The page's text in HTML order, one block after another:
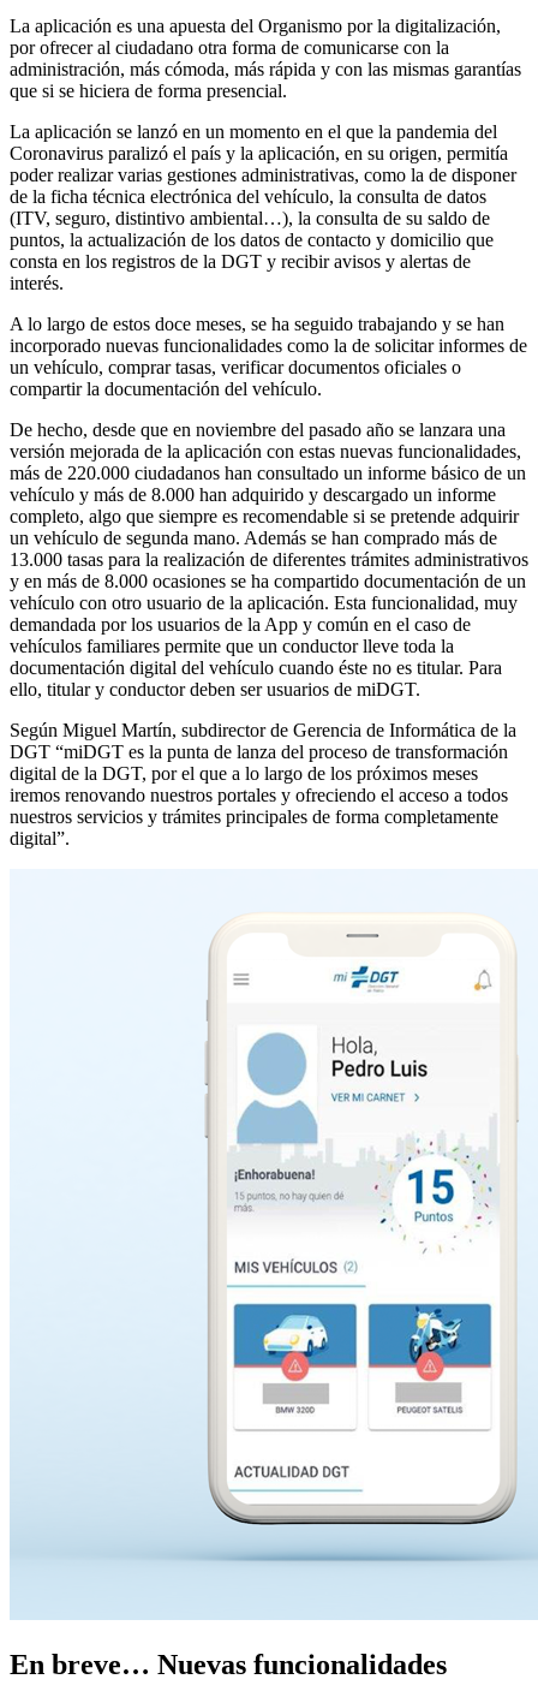
La aplicación es una apuesta del Organismo por la digitalización,
por ofrecer al ciudadano otra forma de comunicarse con la
administración, más cómoda, más rápida y con las mismas garantías
que si se hiciera de forma presencial.
La aplicación se lanzó en un momento en el que la pandemia del
Coronavirus paralizó el país y la aplicación, en su origen, permitía
poder realizar varias gestiones administrativas, como la de disponer
de la ficha técnica electrónica del vehículo, la consulta de datos
(ITV, seguro, distintivo ambiental…), la consulta de su saldo de
puntos, la actualización de los datos de contacto y domicilio que
consta en los registros de la DGT y recibir avisos y alertas de
interés.
A lo largo de estos doce meses, se ha seguido trabajando y se han
incorporado nuevas funcionalidades como la de solicitar informes de
un vehículo, comprar tasas, verificar documentos oficiales o
compartir la documentación del vehículo.
De hecho, desde que en noviembre del pasado año se lanzara una
versión mejorada de la aplicación con estas nuevas funcionalidades,
más de 220.000 ciudadanos han consultado un informe básico de un
vehículo y más de 8.000 han adquirido y descargado un informe
completo, algo que siempre es recomendable si se pretende adquirir
un vehículo de segunda mano. Además se han comprado más de
13.000 tasas para la realización de diferentes trámites administrativos
y en más de 8.000 ocasiones se ha compartido documentación de un
vehículo con otro usuario de la aplicación. Esta funcionalidad, muy
demandada por los usuarios de la App y común en el caso de
vehículos familiares permite que un conductor lleve toda la
documentación digital del vehículo cuando éste no es titular. Para
ello, titular y conductor deben ser usuarios de miDGT.
Según Miguel Martín, subdirector de Gerencia de Informática de la
DGT “miDGT es la punta de lanza del proceso de transformación
digital de la DGT, por el que a lo largo de los próximos meses
iremos renovando nuestros portales y ofreciendo el acceso a todos
nuestros servicios y trámites principales de forma completamente
digital”.
En breve… Nuevas funcionalidades